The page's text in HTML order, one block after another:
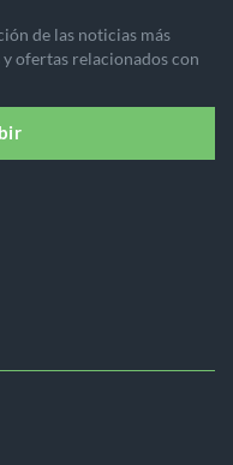
de las noticias más
ofertas relacionados con